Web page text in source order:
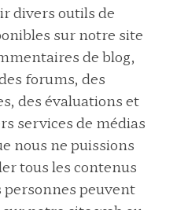
divers outils de
sur notre site
de blog,
forums, des
des évaluations et
services de médias
nous ne puissions
tous les contenus
personnes peuvent